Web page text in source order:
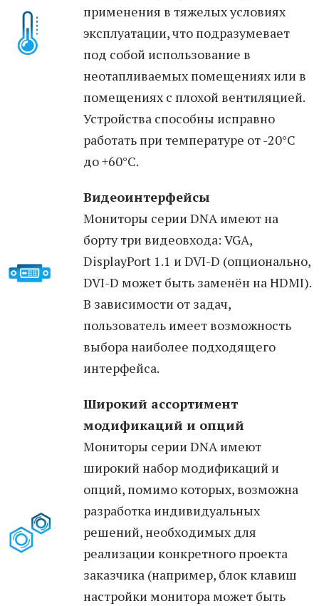
применения в тяжелых условиях
эксплуатации, что подразумевает
под собой использование в
неотапливаемых помещениях или в
помещениях с плохой вентиляцией.
Устройства способны исправно
работать при температуре от -20°С
до +60°С.
Видеоинтерфейсы
Мониторы серии DNA имеют на
борту три видеовхода: VGA,
DisplayPort 1.1 и DVI-D (опционально,
DVI-D может быть заменён на HDMI).
В зависимости от задач,
пользователь имеет возможность
выбора наиболее подходящего
интерфейса.
Широкий ассортимент
модификаций и опций
Мониторы серии DNA имеют
широкий набор модификаций и
опций, помимо которых, возможна
разработка индивидуальных
решений, необходимых для
реализации конкретного проекта
заказчика (например, блок клавиш
настройки монитора может быть